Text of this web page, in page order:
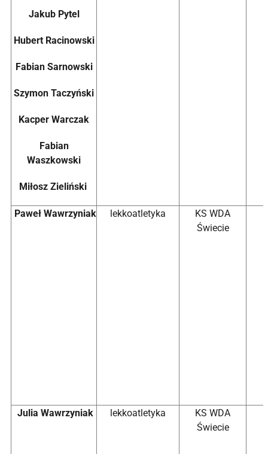
JakubPytel
Hubert Racinowski
Fabian Sarnowski
Szymon Taczyński
Kacper Warczak
Fabian
Waszkowski
Miłosz Zieliński
Paweł Wawrzyniak lekkoatletyka
KS WDA
Świecie
Julia Wawrzyniak lekkoatletyka
KS WDA
Świecie